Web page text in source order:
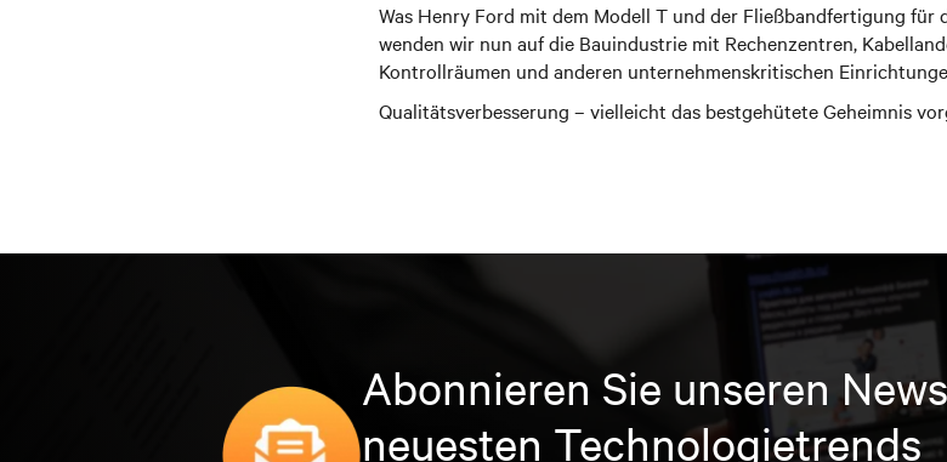
Was Henry Ford mit dem Modell T und der Fließbandfertigung
wenden wir nun auf die Bauindustrie mit Rechenzentren,
Kontrollräumen und anderen unternehmenskritischen
Qualitätsverbesserung – vielleicht das bestgehütete Geheimnis
Abonnieren Sie unseren
neuesten Technologietrends